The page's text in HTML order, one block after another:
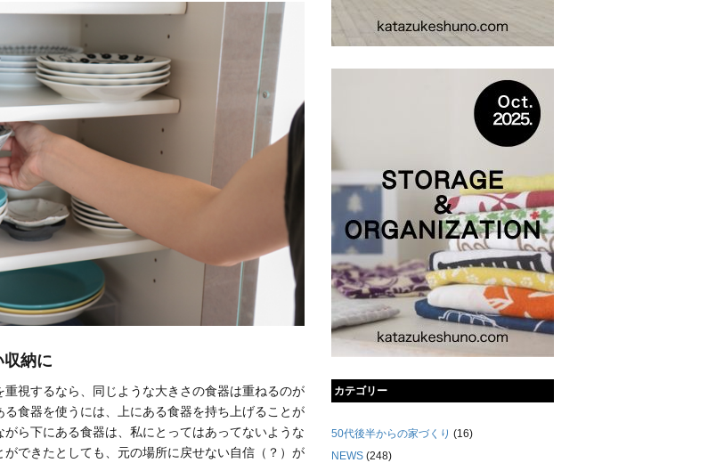
納に
視するなら、同じような大きさの食器は重ねるのが
食器を使うには、上にある食器を持ち上げることが
ら下にある食器は、私にとってはあってないような
できたとしても、元の場所に戻せない自信（？）が
カテゴリー
50代後半からの家づくり (16)
NEWS (248)